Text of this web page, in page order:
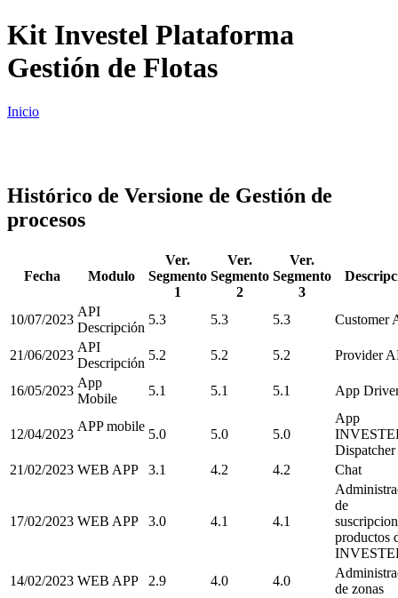
Kit Investel Plataforma
Gestión de Flotas
Inicio
Histórico de Versione de Gestión de
procesos
Fecha Modulo
Ver.
Segmento
1
Ver.
Segmento
2
Ver.
Segmento
3
10/07/2023
API
Descripción
5.3 5.3 5.3 Customer
21/06/2023
API
Descripción
5.2 5.2 5.2 Provider
16/05/2023
App
Mobile
5.1 5.1 5.1 App
12/04/2023
APP mobile
5.0 5.0 5.0
App
Dispatcher
21/02/2023 WEB APP 3.1 4.2 4.2 Chat
17/02/2023 WEB APP 3.0 4.1 4.1
de
productos
14/02/2023 WEB APP 2.9 4.0 4.0
de zonas